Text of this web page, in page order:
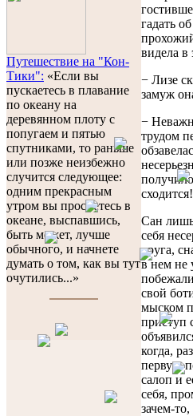
Путешествие на "Кон-
Тики": «Если вы
пускаетесь в плавание
по океану на
деревянном плоту с
попугаем и пятью
спутниками, то раньше
или позже неизбежно
случится следующее:
одним прекрасным
утром вы проснетесь в
океане, выспавшись,
быть может, лучше
обычного, и начнете
думать о том, как вы тут
очутились...»
гадать
видела в
− Лизе
замуж
−
трудом
сходится!
Сан
себя
друга,
в нем не
свой
мыском
приступ
когда,
первую
салоп и
себя,
зачем-